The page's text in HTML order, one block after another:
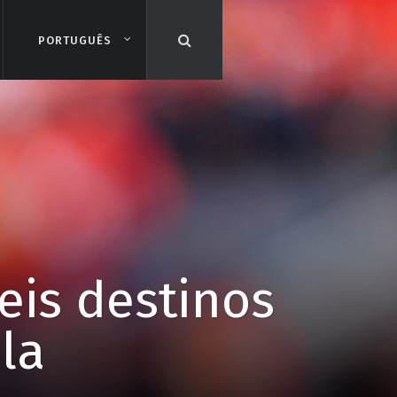
PORTUGUÊS
PORTUGUÊS
destinos